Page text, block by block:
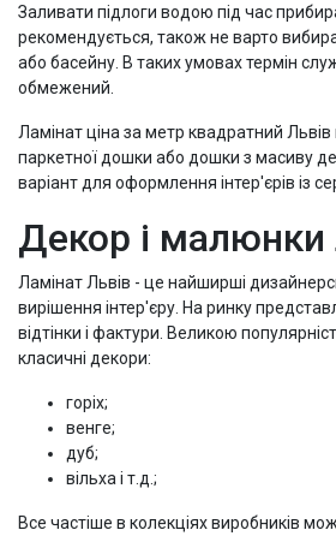
Заливати підлоги водою під час
рекомендується, також не варто
або басейну. В таких умовах термін
обмежений.
Ламінат ціна за метр квадратний Львів
паркетної дошки або дошки з масиву
варіант для оформлення інтер'єрів із
Декор і малюнки
Ламінат Львів - це найширші
вирішення інтер'єру. На ринку
відтінки і фактури. Великою
класичні декори:
горіх;
венге;
дуб;
вільха і т.д.;
Все частіше в колекціях виробників